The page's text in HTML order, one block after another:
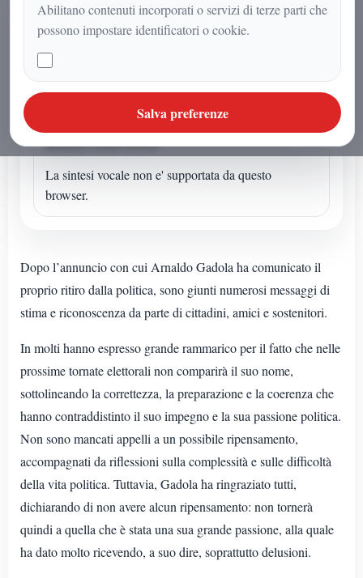
AUDIO ARTICOLO
Ascolta o avvia la sintesi
Se l'articolo non ha un audio dedicato puoi avviare la
lettura sintetica dal browser.
Sintesi vocale browser
La sintesi vocale non e' supportata da questo
browser.
Dopo l’annuncio con cui Arnaldo Gadola ha comunicato il
proprio ritiro dalla politica, sono giunti numerosi messaggi di
stima e riconoscenza da parte di cittadini, amici e sostenitori.
In molti hanno espresso grande rammarico per il fatto che nelle
prossime tornate elettorali non comparirà il suo nome,
sottolineando la correttezza, la preparazione e la coerenza che
hanno contraddistinto il suo impegno e la sua passione politica.
Non sono mancati appelli a un possibile ripensamento,
accompagnati da riflessioni sulla complessità e sulle difficoltà
della vita politica. Tuttavia, Gadola ha ringraziato tutti,
dichiarando di non avere alcun ripensamento: non tornerà
quindi a quella che è stata una sua grande passione, alla quale
ha dato molto ricevendo, a suo dire, soprattutto delusioni.
Abilitano contenuti incorporati o servizi di terze parti che
possono impostare identificatori o cookie.
Salva preferenze